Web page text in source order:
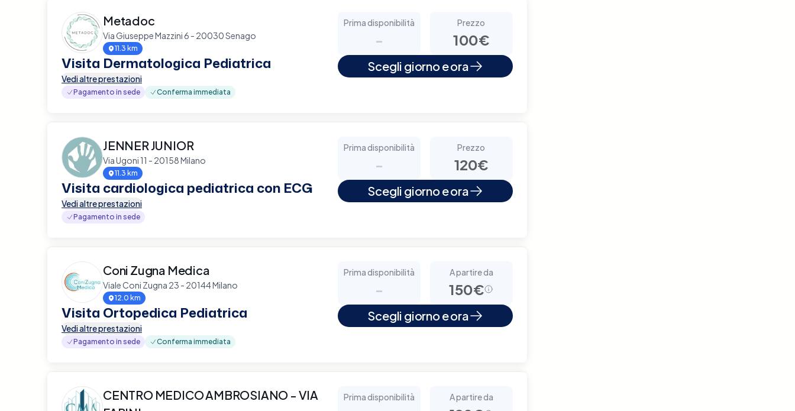
Metadoc
Via Giuseppe Mazzini 6 - 20030 Senago
11.3 km
Visita Dermatologica Pediatrica
Vedi altre prestazioni
Pagamento in sede Conferma immediata
Prima disponibilità
-
Prezzo
100€
Scegli giorno e ora
JENNER JUNIOR
Via Ugoni 11 - 20158 Milano
11.3 km
Visita cardiologica pediatrica con ECG
Vedi altre prestazioni
Pagamento in sede
Prima disponibilità
-
Prezzo
120€
Scegli giorno e ora
Coni Zugna Medica
Viale Coni Zugna 23 - 20144 Milano
12.0 km
Visita Ortopedica Pediatrica
Vedi altre prestazioni
Pagamento in sede Conferma immediata
Prima disponibilità
-
A partire da
150€
Scegli giorno e ora
CENTRO MEDICO AMBROSIANO - VIA
Prima disponibilità A partire da